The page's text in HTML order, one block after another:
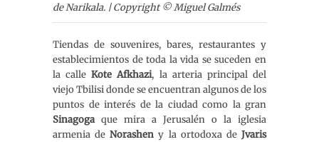
de Narikala. | Copyright © Miguel Galmés
Tiendas de souvenires, bares, restaurantes y
establecimientos de toda la vida se suceden en
la calleKote Afkhazi, la arteria principal del
viejo Tbilisi donde se encuentran algunos de los
puntos de interés de la ciudad como la gran
Sinagogaque mira a Jerusalén o la iglesia
armenia deNorashen y la ortodoxa deJvaris